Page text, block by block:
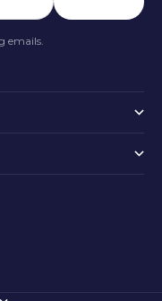
emails.